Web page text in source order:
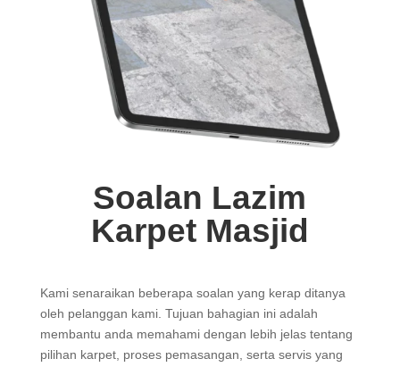
Soalan Lazim
Karpet Masjid
Kami senaraikan beberapa soalan yang kerap ditanya
oleh pelanggan kami. Tujuan bahagian ini adalah
membantu anda memahami dengan lebih jelas tentang
pilihan karpet, proses pemasangan, serta servis yang